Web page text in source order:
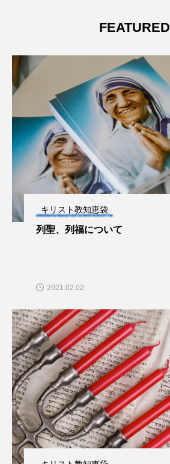
FEATURED
キリスト教知恵袋
列聖、列福について
2021.02.02